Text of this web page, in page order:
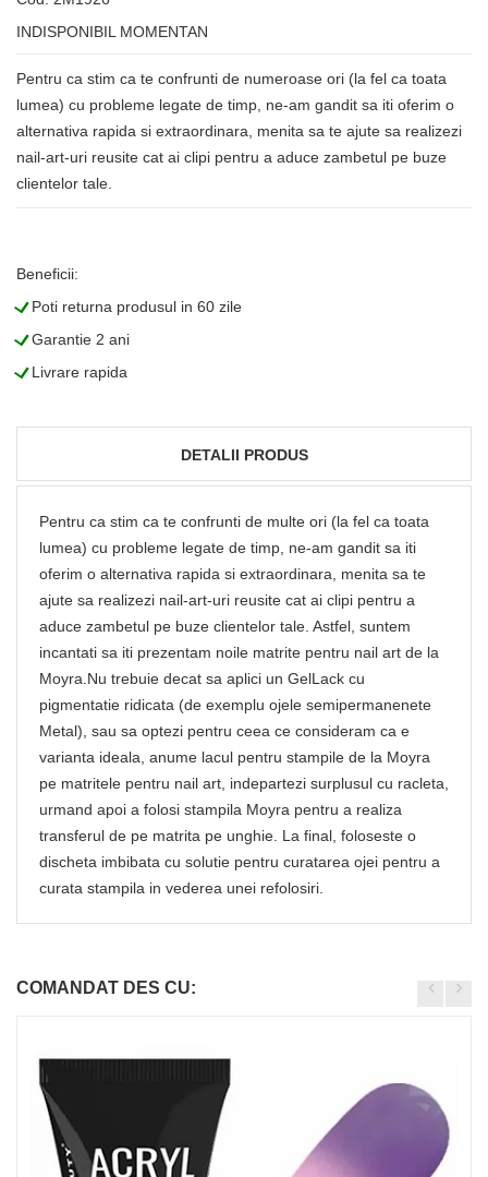
INDISPONIBIL MOMENTAN
Pentru ca stim ca te confrunti de numeroase ori (la fel ca toata
lumea) cu probleme legate de timp, ne-am gandit sa iti oferim o
alternativa rapida si extraordinara, menita sa te ajute sa realizezi
nail-art-uri reusite cat ai clipi pentru a aduce zambetul pe buze
clientelor tale.
Beneficii:
LPoti returna produsul in 60 zile
LGarantie 2 ani
LLivrare rapida
DETALII PRODUS
Pentru ca stim ca te confrunti de multe ori (la fel ca toata
lumea) cu probleme legate de timp, ne-am gandit sa iti
oferim o alternativa rapida si extraordinara, menita sa te
ajute sa realizezi nail-art-uri reusite cat ai clipi pentru a
aduce zambetul pe buze clientelor tale. Astfel, suntem
incantati sa iti prezentam noile matrite pentru nail art de la
Moyra.Nu trebuie decat sa aplici un GelLack cu
pigmentatie ridicata (de exemplu ojele semipermanenete
Metal), sau sa optezi pentru ceea ce consideram ca e
varianta ideala, anume lacul pentru stampile de la Moyra
pe matritele pentru nail art, indepartezi surplusul cu racleta,
urmand apoi a folosi stampila Moyra pentru a realiza
transferul de pe matrita pe unghie. La final, foloseste o
discheta imbibata cu solutie pentru curatarea ojei pentru a
curata stampila in vederea unei refolosiri.
COMANDAT DES CU: